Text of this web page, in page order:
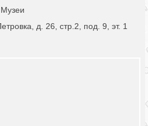
Музеи
д. 26, стр.2, под. 9, эт. 1